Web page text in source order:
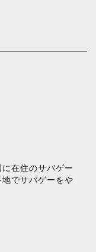
在住のサバゲー
でサバゲーをや